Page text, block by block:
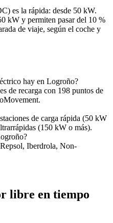
es la rápida: desde 50 kW.
kW y permiten pasar del 10 %
de viaje, según el coche y
hay en Logroño?
de recarga con 198 puntos de
de carga rápida (50 kW
(150 kW o más).
Iberdrola, Non-
libre en tiempo